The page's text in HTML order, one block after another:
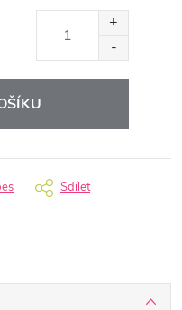
Sdílet